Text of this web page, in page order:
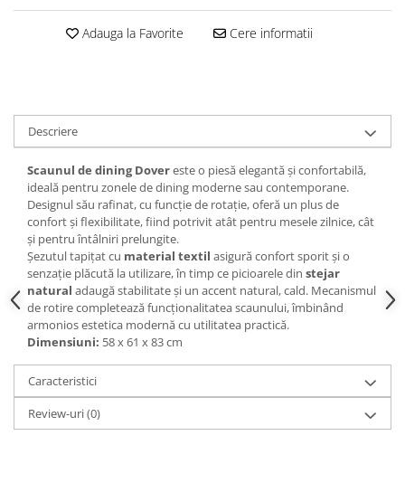
Ghivece si jardiniere
Corpuri de iluminat
Home Office
Designers' Choice
Adauga la Favorite Cere informatii
Descriere
Scaunul de dining Dovereste o piesă elegantă și confortabilă,
ideală pentru zonele de dining moderne sau contemporane.
Designul său rafinat, cu funcție de rotație, oferă un plus de
confort și flexibilitate, fiind potrivit atât pentru mesele zilnice, cât
și pentru întâlniri prelungite.
Șezutul tapițat cu material textil asigură confort sporit și o
senzație plăcută la utilizare, în timp ce picioarele din stejar
natural adaugă stabilitate și un accent natural, cald. Mecanismul
de rotire completează funcționalitatea scaunului, îmbinând
armonios estetica modernă cu utilitatea practică.
Dimensiuni: 58 x 61 x 83 cm
Caracteristici
Review-uri(0)